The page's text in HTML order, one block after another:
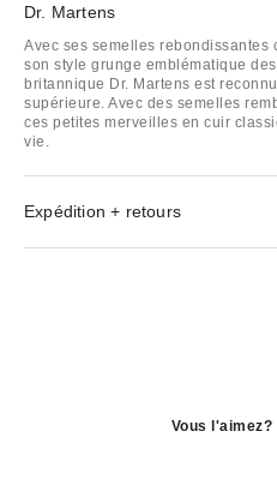
Dr. Martens
Avec ses semelles
son style grunge emblématique
britannique Dr. Martens est
supérieure. Avec des semelles
ces petites merveilles en cuir
vie.
Expédition + retours
Vous l'aimez?